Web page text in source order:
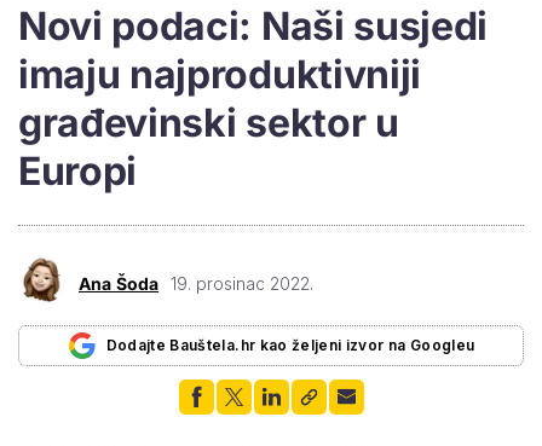
Novi podaci: Naši susjedi
imaju najproduktivniji
građevinski sektor u
Europi
Ana Šoda 19. prosinac 2022.
Dodajte Bauštela.hr kao željeni izvor na Googleu